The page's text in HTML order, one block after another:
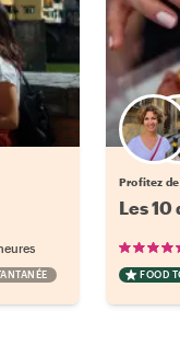
Profitez
Les
FOOD